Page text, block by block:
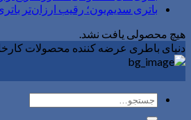
باتری سدیم‌یون؛ رقیب ارزان‌تر
هیچ محصولی یافت نشد.
دنیای باطری عرضه کننده محصولات کارخانه
جستجو
برای: